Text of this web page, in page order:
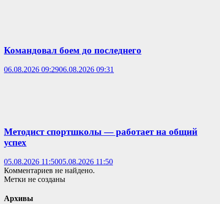
Командовал боем до последнего
06.08.2026 09:2906.08.2026 09:31
Методист спортшколы — работает на общий
успех
05.08.2026 11:5005.08.2026 11:50
Комментариев не найдено.
Метки не созданы
Архивы